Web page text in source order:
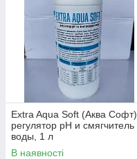
Extra Aqua Soft (Аква Софт),
регулятор рН и смягчитель
воды, 1 л
В наявності